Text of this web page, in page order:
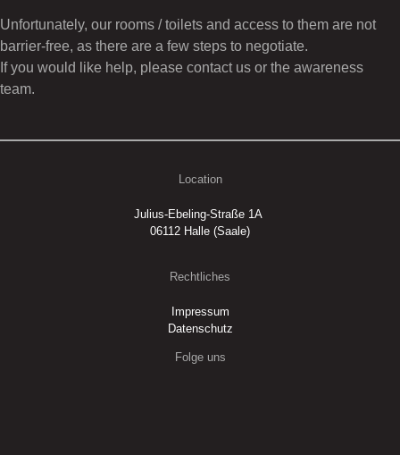
Unfortunately, our rooms / toilets and access to them are not
barrier-free, as there are a few steps to negotiate.
If you would like help, please contact us or the awareness
team.
Location
Julius-Ebeling-Straße 1A
06112 Halle (Saale)
Rechtliches
Impressum
Datenschutz
Folge uns